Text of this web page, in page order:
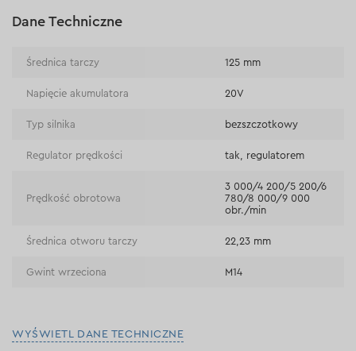
Płatność na rachunek bieżący (przelew tradycyjny)
Dane Techniczne
Średnica tarczy 125 mm
Napięcie akumulatora 20V
Typ silnika bezszczotkowy
Regulator prędkości tak, regulatorem
Prędkość obrotowa
3 000/4 200/5 200/6
780/8 000/9 000
obr./min
Średnica otworu tarczy 22,23 mm
Gwint wrzeciona М14
WYŚWIETL DANE TECHNICZNE